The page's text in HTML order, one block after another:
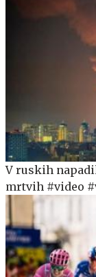
V ruskih
mrtvih #video